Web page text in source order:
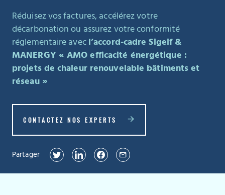
Réduisez vos factures, accélérez votre
décarbonation ou assurez votre conformité
réglementaire avec l’accord-cadre Sigeif &
MANERGY « AMO efficacité énergétique :
projets de chaleur renouvelable bâtiments et
réseau »
CONTACTEZ NOS EXPERTS
Partager